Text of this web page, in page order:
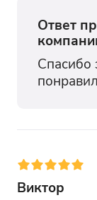
Ответ
Спасибо
Виктор